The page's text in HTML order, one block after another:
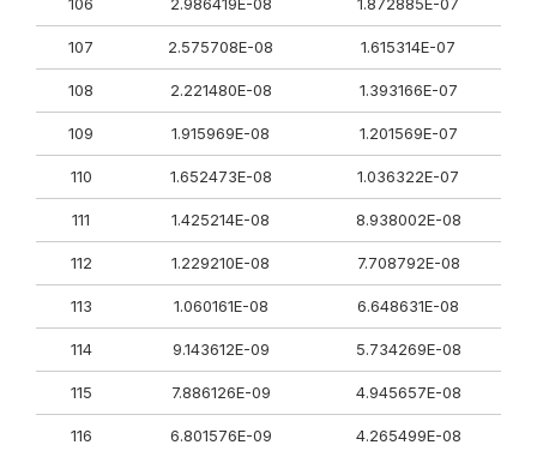
107 2.575708E-08 1.615314E-07
108 2.221480E-08 1.393166E-07
109 1.915969E-08 1.201569E-07
110 1.652473E-08 1.036322E-07
111 1.425214E-08 8.938002E-08
112 1.229210E-08 7.708792E-08
113 1.060161E-08 6.648631E-08
114 9.143612E-09 5.734269E-08
115 7.886126E-09 4.945657E-08
116 6.801576E-09 4.265499E-08